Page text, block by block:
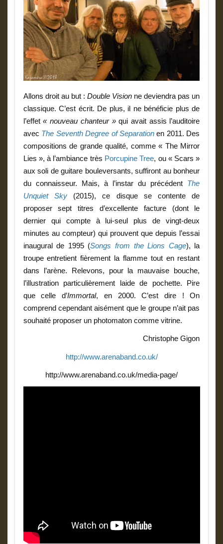
Allons droit au but : Double Vision ne deviendra pas un
classique. C’est écrit. De plus, il ne bénéficie plus de
l’effet« nouveau chanteur »qui avait assis l’auditoire
avec The Seventh Degree of Separationen 2011. Des
compositions de grande qualité, comme « The Mirror
Lies », à l’ambiance très Porcupine Tree, ou « Scars »
aux soli de guitare bouleversants, suffiront au bonheur
du connaisseur. Mais, à l’instar du précédent The
Unquiet Sky(2015), ce disque se contente de
proposer sept titres d’excellente facture (dont le
dernier qui compte à lui-seul plus de vingt-deux
minutes au compteur) qui prouvent que depuis l’essai
inaugural de 1995 (Songs from the Lions Cage), la
troupe entretient fièrement la flamme tout en restant
dans l’arène. Relevons, pour la mauvaise bouche,
l’illustration particulièrement laide de pochette. Pire
que celle d’Immortal, en 2000. C’est dire ! On
comprend cependant aisément que le groupe n’ait pas
souhaité proposer un photomaton comme vitrine.
Christophe Gigon
http://www.arenaband.co.uk/
http://www.arenaband.co.uk/media-page/